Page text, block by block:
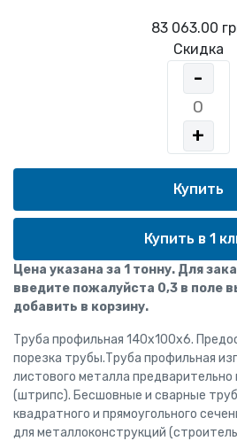
83 063.00
Скидка
-
+
Купить в 1
Цена указана за 1 тонну. Для
введите пожалуйста 0,3 в поле
добавить в корзину.
Труба профильная 140x100x6.
порезка трубы.Труба профильная
листового металла предварительно
(штрипс). Бесшовные и сварные
квадратного и прямоугольного
для металлоконструкций